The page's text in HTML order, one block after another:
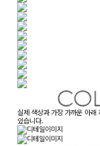
실제 색상과 가장 가까운 아래
있습니다.